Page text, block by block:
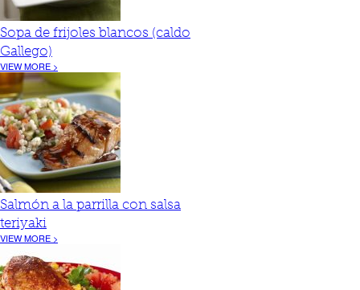
Sopa de frijoles blancos (caldo
Gallego)
VIEW MORE >
Salmón a la parrilla con salsa
teriyaki
VIEW MORE >